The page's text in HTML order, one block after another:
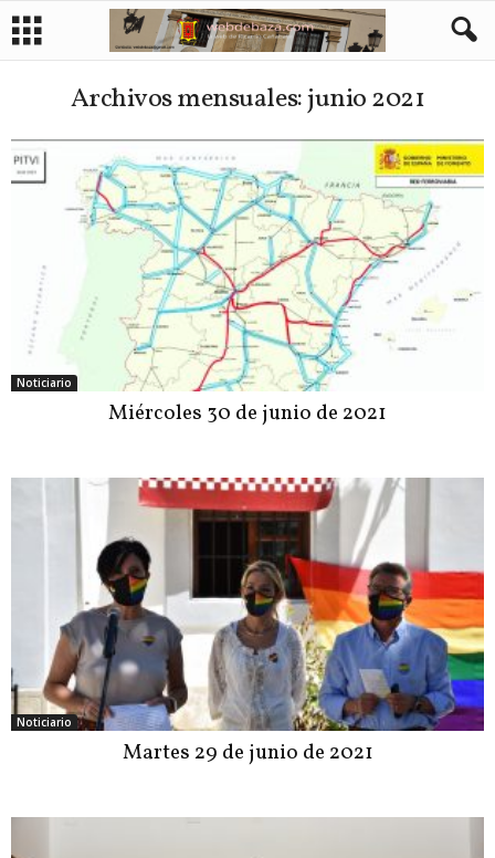
Archivos mensuales: junio 2021
Noticiario
Miércoles 30 de junio de 2021
Noticiario
Martes 29 de junio de 2021